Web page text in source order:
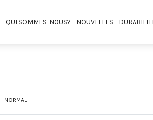
QUI SOMMES-NOUS? NOUVELLES
NORMAL